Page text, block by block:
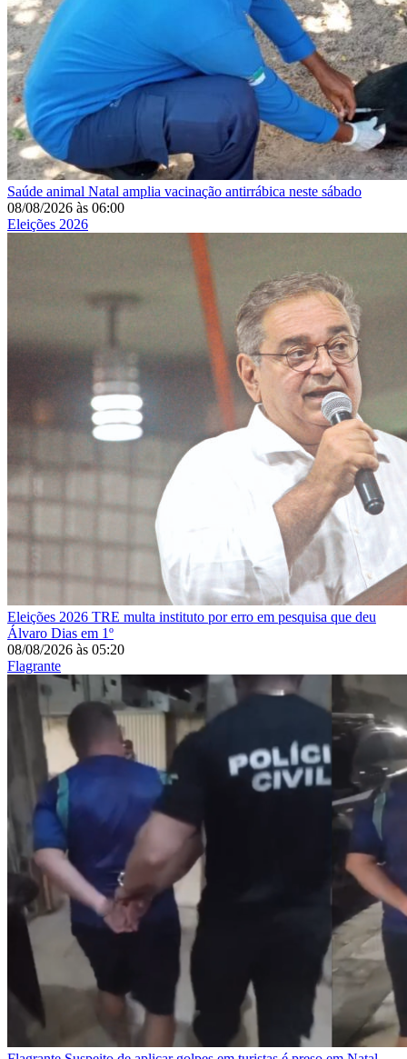
Saúde animal Natal amplia vacinação antirrábica neste sábado
08/08/2026 às 06:00
Eleições 2026
Eleições 2026 TRE multa instituto por erro em pesquisa que deu
Álvaro Dias em 1º
08/08/2026 às 05:20
Flagrante